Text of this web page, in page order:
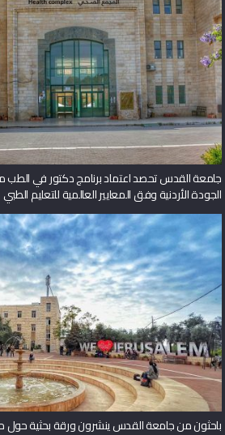
باحثون من جامعة القدس ينشرون ورقة بحثية حول
في مجلة Frontiers in Pediatrics
جامعة القدس تناقش رسالة الماجستير الأولى
المعلومات الجغرافية في تعزيز الحوكمة المكانية